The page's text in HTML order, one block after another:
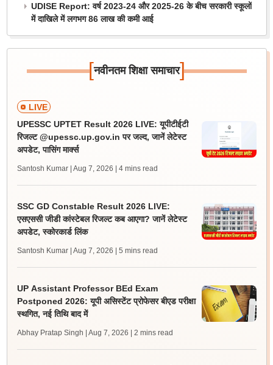
UDISE Report: वर्ष 2023-24 और 2025-26 के बीच सरकारी स्कूलों
में दाखिले में लगभग 86 लाख की कमी आई
[नवीनतम शिक्षा समाचार]
LIVE
UPESSC UPTET Result 2026 LIVE: यूपीटीईटी
रिजल्ट @upessc.up.gov.in पर जल्द, जानें लेटेस्ट
अपडेट, पासिंग मार्क्स
Santosh Kumar | Aug 7, 2026 | 4 mins read
SSC GD Constable Result 2026 LIVE:
एसएससी जीडी कांस्टेबल रिजल्ट कब आएगा? जानें लेटेस्ट
अपडेट, स्कोरकार्ड लिंक
Santosh Kumar | Aug 7, 2026 | 5 mins read
UP Assistant Professor BEd Exam
Postponed 2026: यूपी असिस्टेंट प्रोफेसर बीएड परीक्षा
स्थगित, नई तिथि बाद में
Abhay Pratap Singh | Aug 7, 2026 | 2 mins read